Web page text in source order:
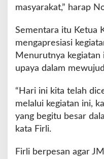
masyarakat,” harap
Sementara itu Ketua
mengapresiasi
Menurutnya kegiatan
upaya dalam
“Hari ini kita telah
melalui kegiatan ini,
yang begitu besar
kata Firli.
Firli berpesan agar